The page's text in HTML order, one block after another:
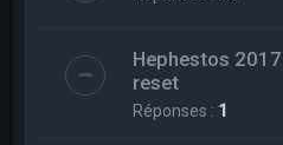
Hephestos
reset
Réponses : 1